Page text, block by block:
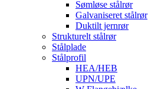
Sømløse stålrør
Galvaniseret stålrør
Duktilt jernrør
Strukturelt stålrør
Stålplade
Stålprofil
HEA/HEB
UPN/UPE